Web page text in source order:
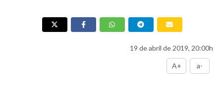
19 de abril de 2019, 20:00h
A+ a-